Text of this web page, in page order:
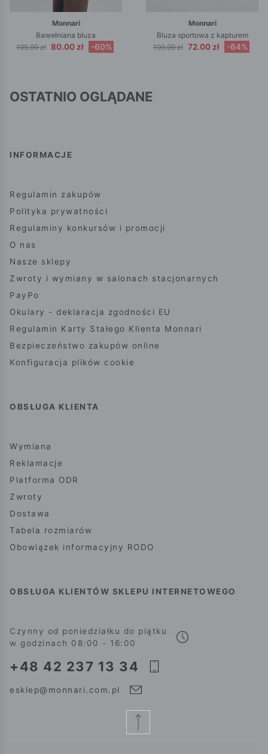
Monnari
Bawełniana bluza
199.99 zł 80.00 zł -60%
Monnari
Bluza sportowa z kapturem
199.99 zł 72.00 zł -64%
OSTATNIO OGLĄDANE
INFORMACJE
Regulamin zakupów
Polityka prywatności
Regulaminy konkursów i promocji
O nas
Nasze sklepy
Zwroty i wymiany w salonach stacjonarnych
PayPo
Okulary - deklaracja zgodności EU
Regulamin Karty Stałego Klienta Monnari
Bezpieczeństwo zakupów online
Konfiguracja plików cookie
OBSŁUGA KLIENTA
Wymiana
Reklamacje
Platforma ODR
Zwroty
Dostawa
Tabela rozmiarów
Obowiązek informacyjny RODO
OBSŁUGA KLIENTÓW SKLEPU INTERNETOWEGO
Czynny od poniedziałku do piątku
w godzinach 08:00 - 16:00
+48 42 237 13 34
esklep@monnari.com.pl